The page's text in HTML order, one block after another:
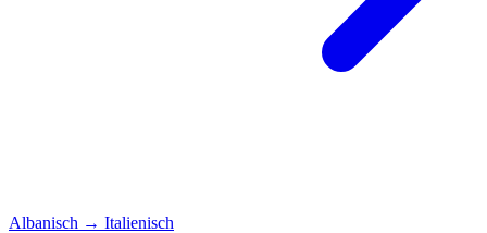
Albanisch → Italienisch